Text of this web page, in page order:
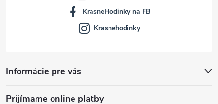
Informácie pre vás
Prijímame online platby
KrasneHodinky na FB
Krasnehodinky